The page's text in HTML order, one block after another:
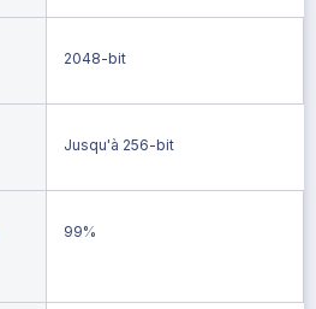
2048-bit
Jusqu'à 256-bit
99%